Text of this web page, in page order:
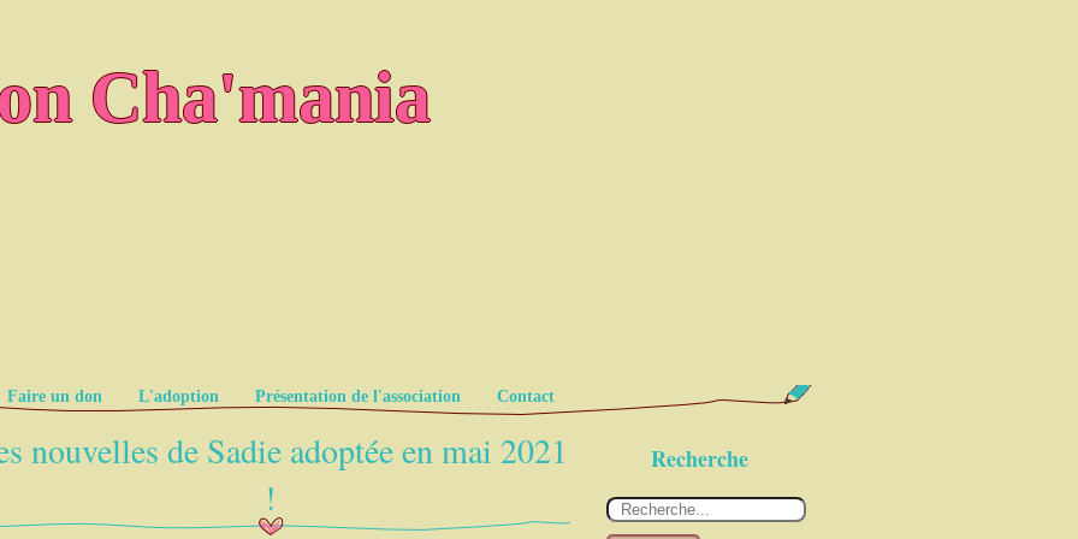
Cha'mania
Faire un don L'adoption Présentation de l'association Contact
Recherche
nouvelles de Sadie adoptée en mai 2021
!